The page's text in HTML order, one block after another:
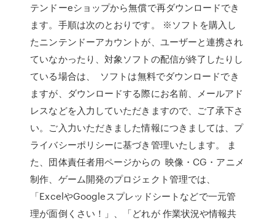
テンドーeショップから無償で再ダウンロードでき
ます。手順は次のとおりです。 ※ソフトを購入し
たニンテンドーアカウントが、ユーザーと連携され
ていなかったり、対象ソフトの配信が終了したりし
ている場合は、 ソフトは無料でダウンロードでき
ますが、ダウンロードする際にお名前、メールアド
レスなどを入力していただきますので、ご了承下さ
い。ご入力いただきました情報につきましては、プ
ライバシーポリシーに基づき管理いたします。 ま
た、団体責任者用ページからの 映像・CG・アニメ
制作、ゲーム開発のプロジェクト管理では、
「ExcelやGoogleスプレッドシートなどで一元管
理が面倒くさい！」、「どれが 作業状況や情報共